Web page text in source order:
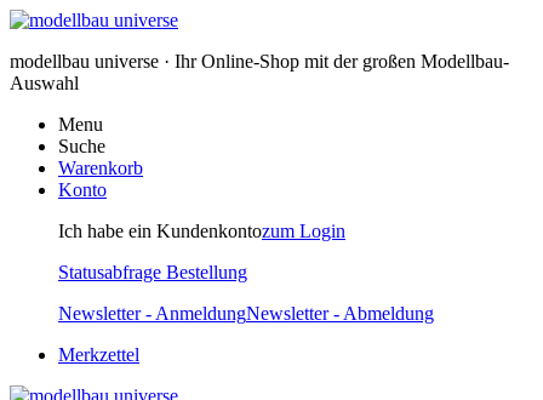
modellbau universe · Ihr Online-Shop mit der großen Modellbau-
Auswahl
Menu
Suche
Warenkorb
Konto
Ich habe ein Kundenkontozum Login
Statusabfrage Bestellung
Newsletter - AnmeldungNewsletter - Abmeldung
Merkzettel